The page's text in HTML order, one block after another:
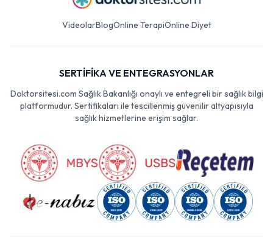
VideolarBlogOnline TerapiOnline Diyet
SERTİFİKA VE ENTEGRASYONLAR
Doktorsitesi.com Sağlık Bakanlığı onaylı ve entegreli bir sağlık bilgi
platformudur. Sertifikaları ile tescillenmiş güvenilir altyapısıyla
sağlık hizmetlerine erişim sağlar.